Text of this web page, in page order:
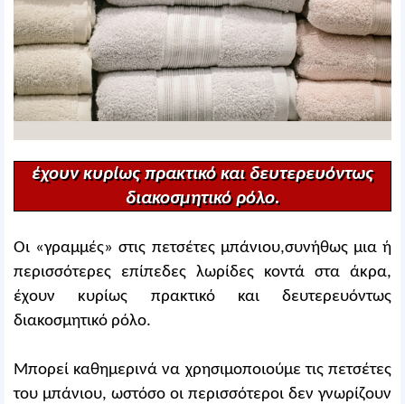
έχουν κυρίως πρακτικό και δευτερευόντως
διακοσμητικό ρόλο.
Οι «γραμμές» στις πετσέτες μπάνιου,συνήθως μια ή
περισσότερες επίπεδες λωρίδες κοντά στα άκρα,
έχουν κυρίως πρακτικό και δευτερευόντως
διακοσμητικό ρόλο.
Μπορεί καθημερινά να χρησιμοποιούμε τις πετσέτες
του μπάνιου, ωστόσο οι περισσότεροι δεν γνωρίζουν